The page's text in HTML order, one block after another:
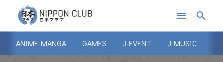
menu search
ANIME-MANGA GAMES J-EVENT J-MUSIC J-